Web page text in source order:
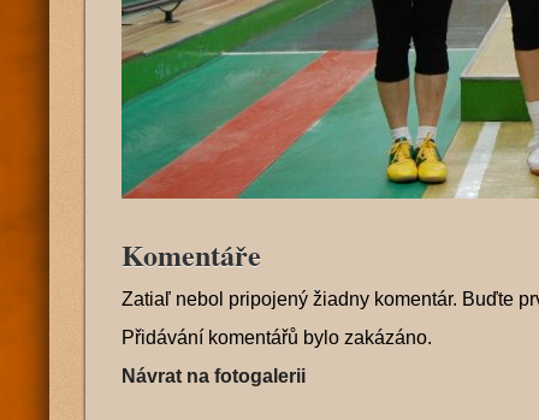
Komentáře
Zatiaľ nebol pripojený žiadny komentár. Buďte
Přidávání komentářů bylo zakázáno.
Návrat na fotogalerii